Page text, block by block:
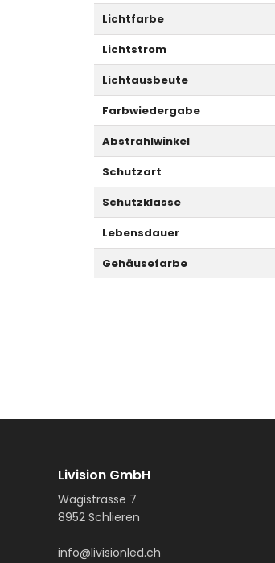
Lichtfarbe
Lichtstrom
Lichtausbeute
Farbwiedergabe
Abstrahlwinkel
Schutzart
Schutzklasse
Lebensdauer
Gehäusefarbe
Livision GmbH
Wagistrasse 7
8952 Schlieren
info@livisionled.ch